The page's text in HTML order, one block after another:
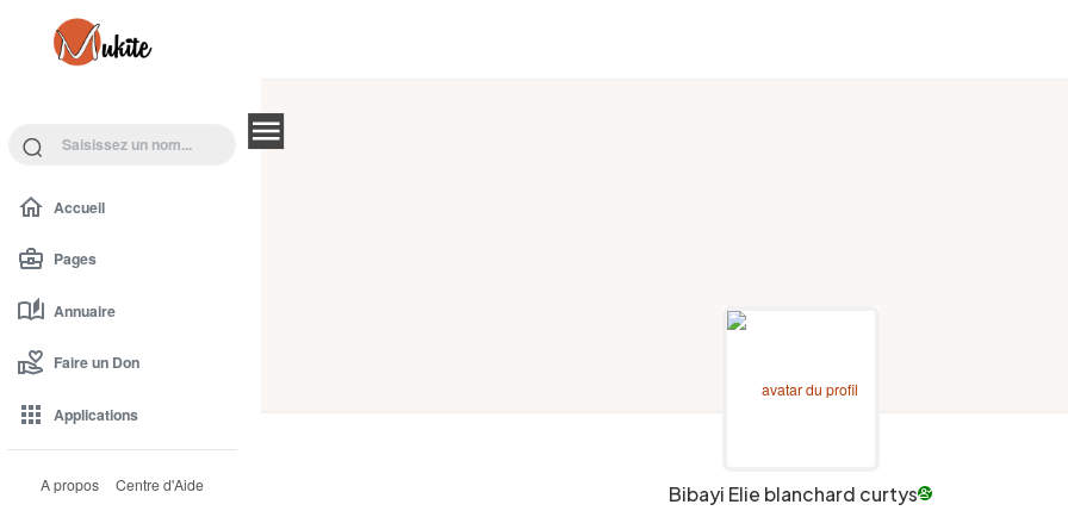
Recherche
Accueil
Pages
Annuaire
Faire un Don
Applications
A propos Centre d'Aide
Se connecter
Bibayi Elie blanchard curtysperson_check